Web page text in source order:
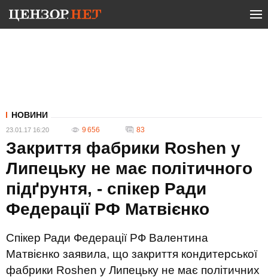
НОВИНИ
23.01.17 16:20 9 656 83
Закриття фабрики Roshen у
Липецьку не має політичного
підґрунтя, - спікер Ради
Федерації РФ Матвієнко
Спікер Ради Федерації РФ Валентина
Матвієнко заявила, що закриття кондитерської
фабрики Roshen у Липецьку не має політичних